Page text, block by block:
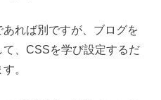
れば別ですが、ブログを
、CSSを学び設定するだ
。